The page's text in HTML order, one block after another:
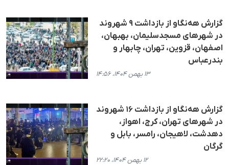
گزارش هه‌نگاو از بازداشت ٩ شهروند
در شهرهای مسجدسلیمان، بهبهان،
اصفهان، قزوین، تهران، چابهار و
بندرعباس
۱۳ بهمن ۱۴۰۴، ۱۴:۵۶
گزارش هه‌نگاو از بازداشت ۱۶ شهروند
در شهرهای تهران، کرج، اهواز،
دهدشت، لاهیجان، رامسر، بابل و
گرگان
۱۲ بهمن ۱۴۰۴، ۲۲:۲۰